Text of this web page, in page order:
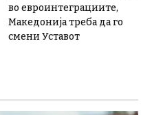
во евроинтеграциите,
Македонија треба да го
смени Уставот